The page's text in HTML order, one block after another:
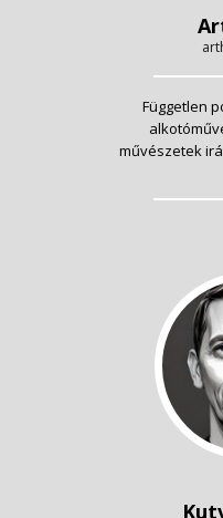
Független
művészetek